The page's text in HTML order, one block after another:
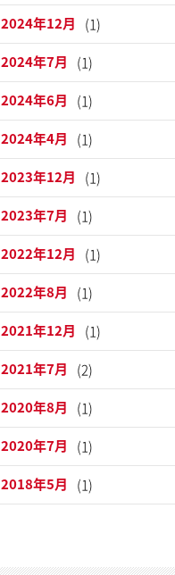
2024年12月 (1)
2024年7月 (1)
2024年6月 (1)
2024年4月 (1)
2023年12月 (1)
2023年7月 (1)
2022年12月 (1)
2022年8月 (1)
2021年12月 (1)
2021年7月 (2)
2020年8月 (1)
2020年7月 (1)
2018年5月 (1)